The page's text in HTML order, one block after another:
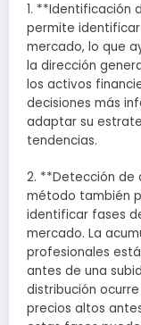
1. **Identificación
permite
mercado, lo que
la dirección
los activos
decisiones más
adaptar su
tendencias.
2. **Detección de
método también
identificar fases
mercado. La
profesionales
antes de una
distribución
precios altos